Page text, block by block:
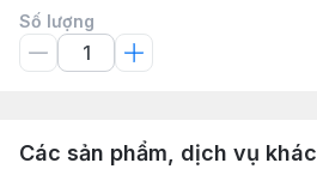
Số lượng
Các sản phẩm, dịch vụ khác